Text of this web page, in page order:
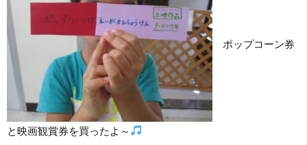
ポップコーン券
と映画観賞券を買ったよ～